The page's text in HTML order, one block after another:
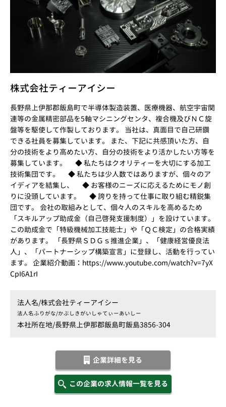
株式会社ティーアイシー
長野県上伊那郡飯島町で半導体製造装置、医療機器、航空宇宙関
連等の金属精密部品を5軸マシニングセンタ、複合機及びＮＣ旋
盤等を駆使して作製しております。 当社は、真面目で自己研鑽
できる社員を募集しています。 また、下記に共感頂いた方、自
分の技術をより高めたい方、自分の技術をより活かしたい方等を
募集しています。 ◆ 私たちはクオリティーを大切にする加工
技術集団です。 ◆ 私たちは少人数ではありますが、個々のア
イディアを結集し、 ◆ お客様のニーズに応えるためにモノ創
りに没頭しています。 ◆ 誇りを持って仕事に取り組む精鋭集
団です。 会社の取組みとして、個々人のスキルを高めるため
「スキルアップ助成金（自己啓発支援制度）」を設けています。
この助成金で「特級機械加工技能士」や「ＱＣ検定」の合格実績
があります。 「長野県ＳＤＧｓ推進企業」、「健康経営優良法
人」、「パートナーシップ構築宣言」に登録し、活動を行ってい
ます。 企業紹介動画：https://www.youtube.com/watch?v=7yX
CpI6A1rI
法人名/株式会社ティーアイシー
法人名ふりがな/かぶしきがいしゃてぃーあいしー
本社所在地/長野県上伊那郡飯島町飯島3856-304
企業詳細を見る
この企業の求人情報一覧を見る